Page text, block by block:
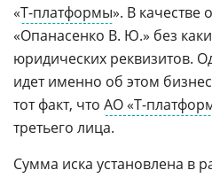
«Т-платформы». В качестве
«Опанасенко В. Ю.» без
юридических реквизитов.
идет именно об этом
тот факт, что АО «Т-
третьего лица.
Сумма иска установлена в